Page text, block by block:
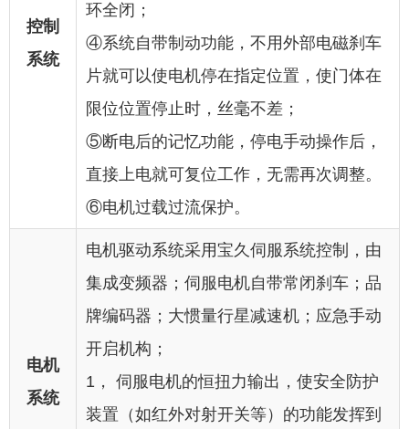
控制
系统
环全闭；
④系统自带制动功能，不用外部电磁刹车
片就可以使电机停在指定位置，使门体在
限位位置停止时，丝毫不差；
⑤断电后的记忆功能，停电手动操作后，
直接上电就可复位工作，无需再次调整。
⑥电机过载过流保护。
电机
系统
电机驱动系统采用宝久伺服系统控制，由
集成变频器；伺服电机自带常闭刹车；品
牌编码器；大惯量行星减速机；应急手动
开启机构；
1， 伺服电机的恒扭力输出，使安全防护
装置（如红外对射开关等）的功能发挥到